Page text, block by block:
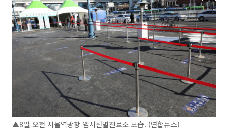
▲8일 오전 서울역광장 임시선별진료소 모습. (연합뉴스)